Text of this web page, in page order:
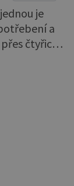
je
a
a vy
sama